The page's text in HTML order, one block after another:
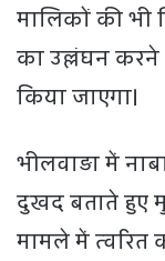
मालिकों की भी
का उल्लंघन
किया जाएगा।
भीलवाड़ा में
दुखद बताते हुए
मामले में त्वरित